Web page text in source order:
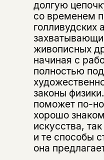
долгую
со временем
голливудских
живописных
начиная с
полностью
законы
поможет по-
хорошо
искусства,
и те способы
она
Этой